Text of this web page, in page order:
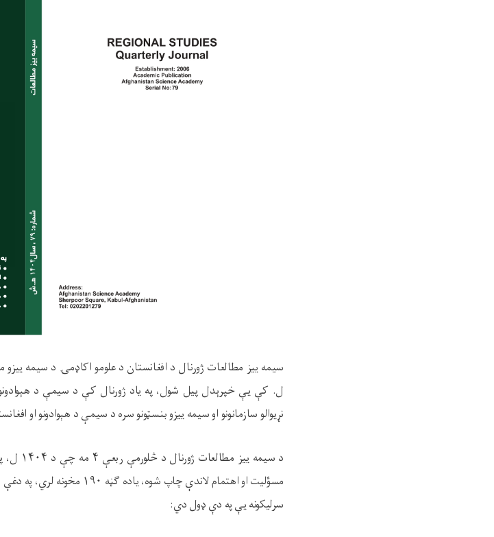
سيمه ييز مطالعات ژورنال د افغانستان د علومو اکاډمۍ د سيمه ييزو
ل. کې يې خپرېدل پيل شول، په ياد ژورنال کې د سيمې د هېوادونو
نړيوالو سازمانونو او سيمه ييزو بنسټونو سره د سيمې د هېوادونو او
د سيمه ييز
سرليکونه يې په دې ډول دي: